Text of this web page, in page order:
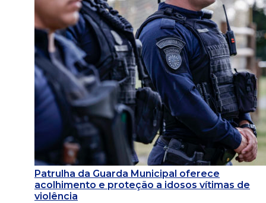
Patrulha da Guarda Municipal oferece
acolhimento e proteção a idosos vítimas de
violência